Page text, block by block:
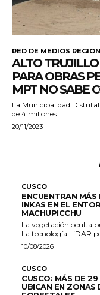
RED DE MEDIOS
ALTO
PARA OBRAS
MPT NO SABE
La Municipalidad
de 4 millones...
20/11/2023
CUSCO
ENCUENTRAN
INKAS EN EL
MACHUPICCHU
La vegetación oculta
La tecnología LiDAR
10/08/2026
CUSCO
CUSCO: MÁS DE
UBICAN EN ZONAS